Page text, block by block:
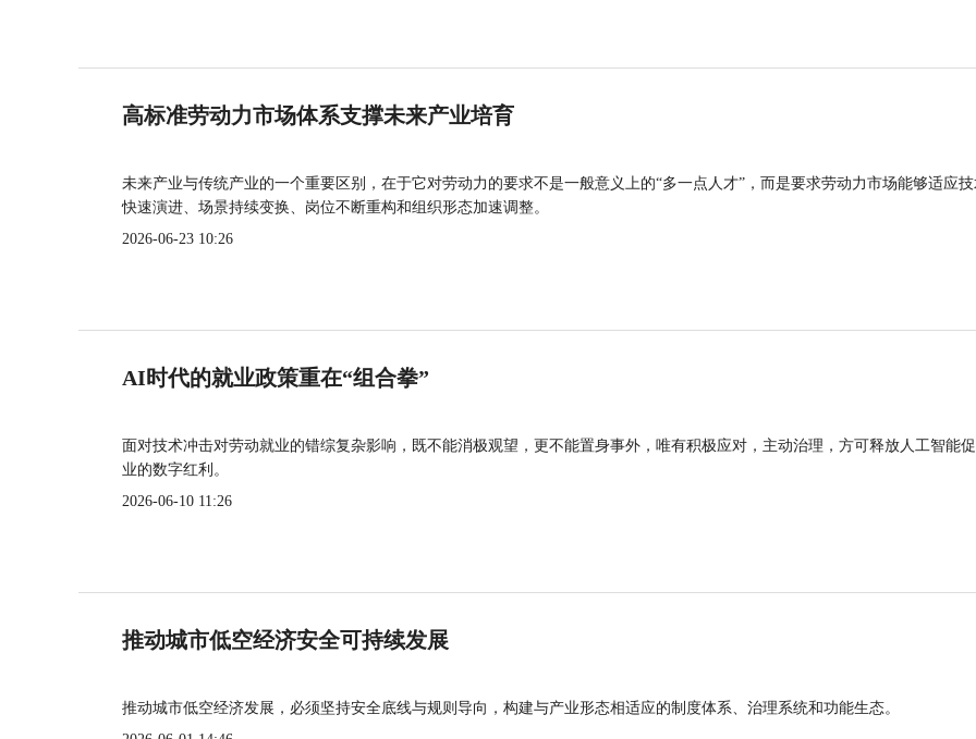
高标准劳动力市场体系支撑未来产业培育
未来产业与传统产业的一个重要区别，在于它对劳动力的要求不是一般意义上的“多一点人才”，而是要求劳动力市场能够适应
快速演进、场景持续变换、岗位不断重构和组织形态加速调整。
2026-06-23 10:26
AI时代的就业政策重在“组合拳”
面对技术冲击对劳动就业的错综复杂影响，既不能消极观望，更不能置身事外，唯有积极应对，主动治理，方可释放人工智能
业的数字红利。
2026-06-10 11:26
推动城市低空经济安全可持续发展
推动城市低空经济发展，必须坚持安全底线与规则导向，构建与产业形态相适应的制度体系、治理系统和功能生态。